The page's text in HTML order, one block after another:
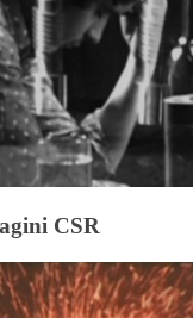
CSR